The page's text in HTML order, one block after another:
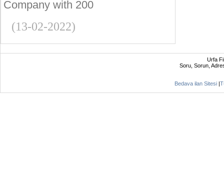
Company with 200
(13-02-2022)
Urfa
Soru, Sorun,
Bedava ilan Sitesi|